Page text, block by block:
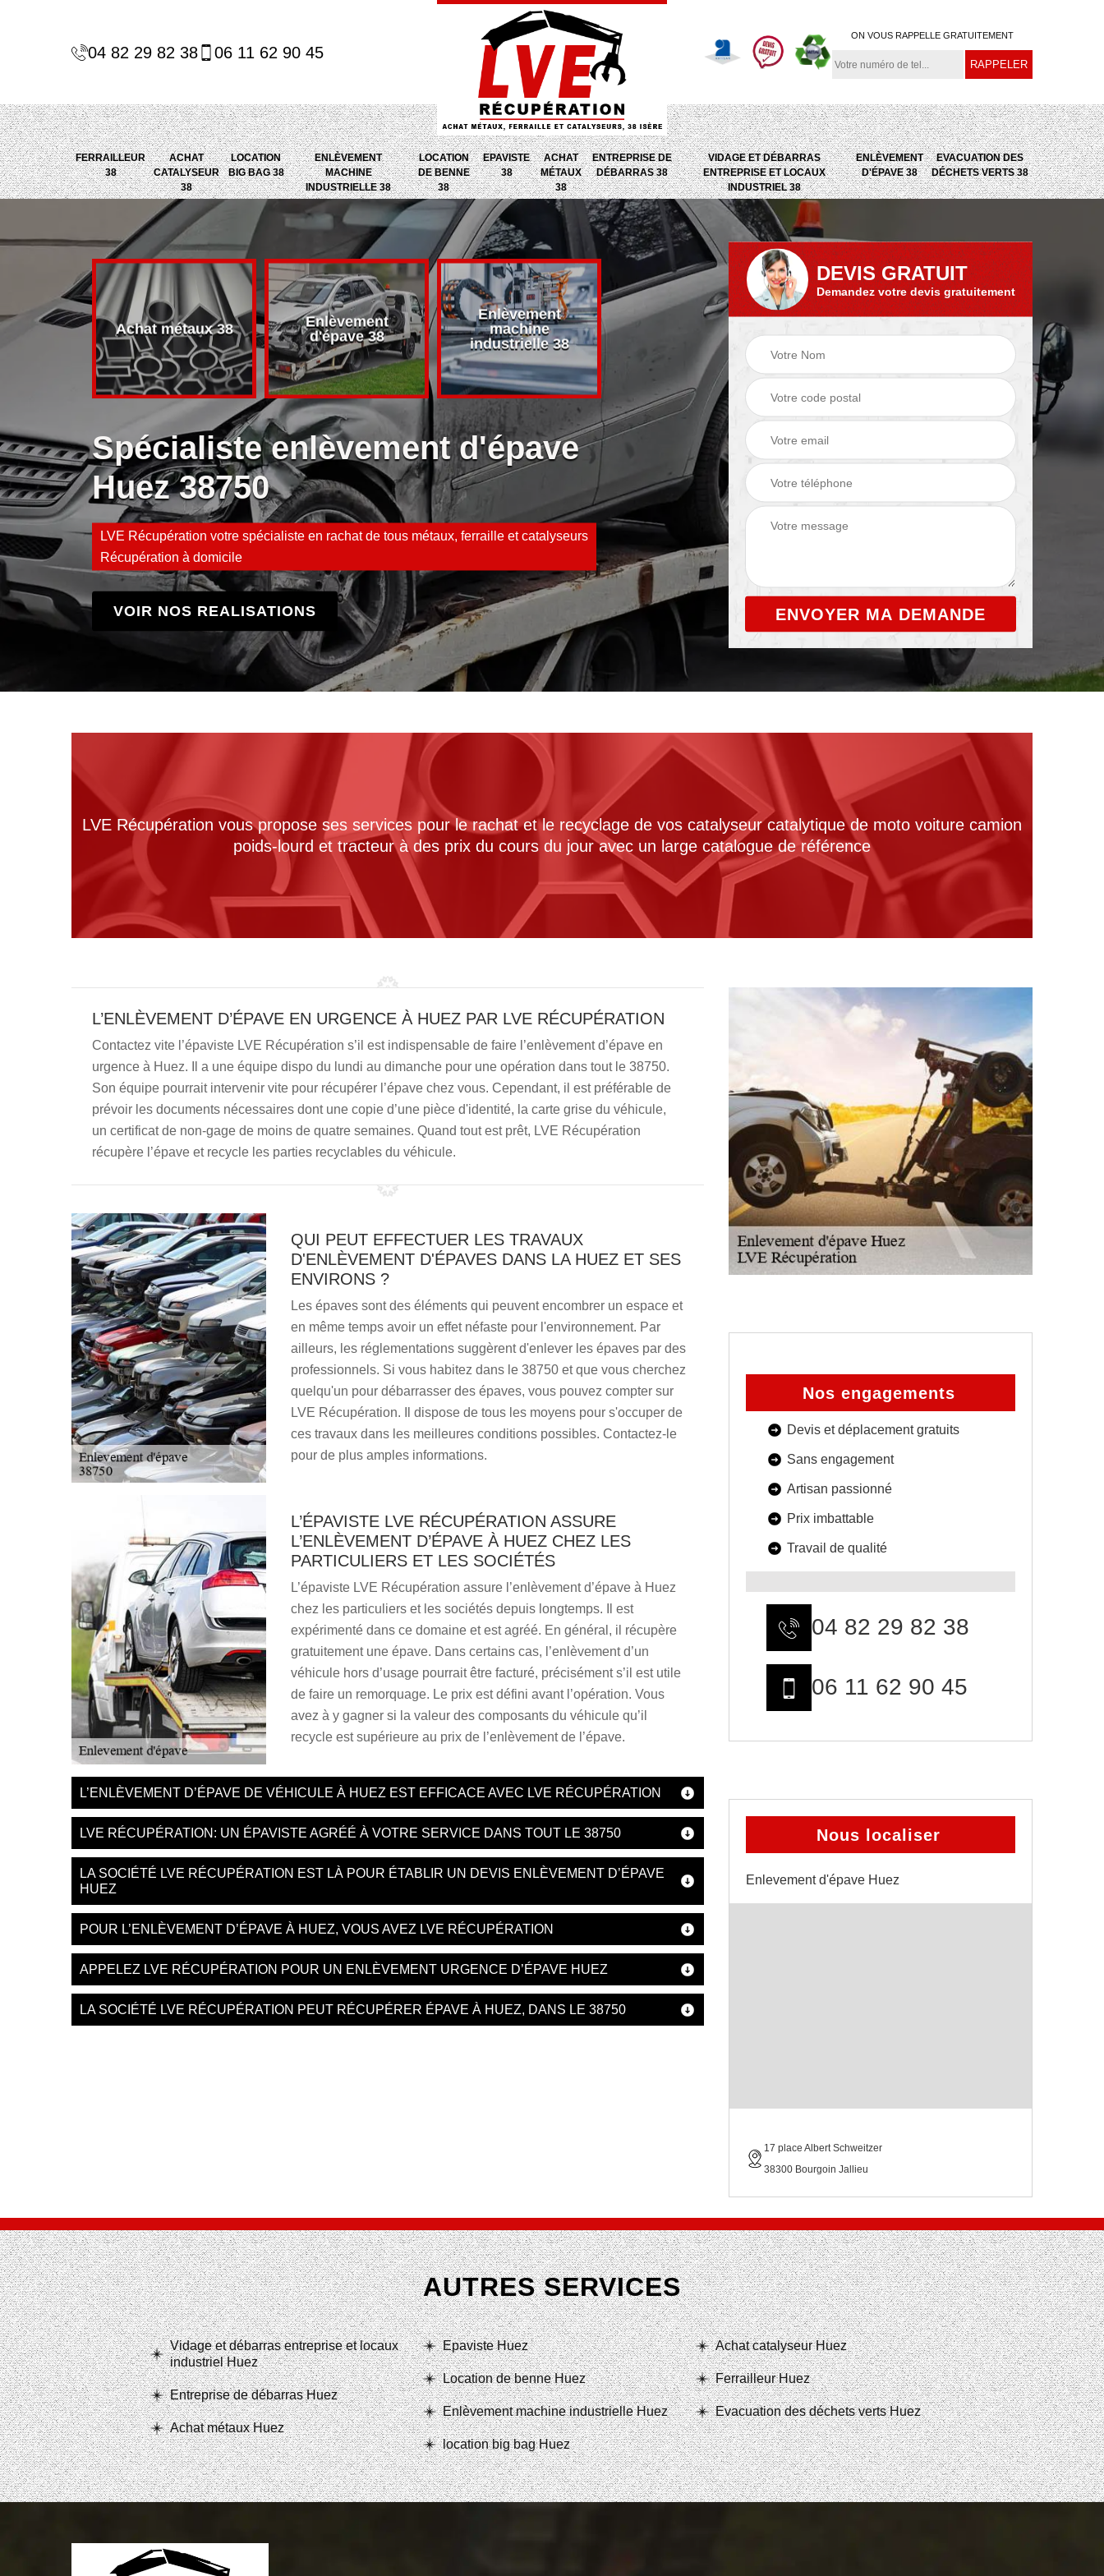
04 82 29 82 38 06 11 62 90 45
ON VOUS RAPPELLE GRATUITEMENT
FERRAILLEUR
38
ACHAT
CATALYSEUR
38
LOCATION
BIG BAG 38
ENLÈVEMENT
MACHINE
INDUSTRIELLE 38
LOCATION
DE BENNE
38
EPAVISTE
38
ACHAT
MÉTAUX
38
ENTREPRISE DE
DÉBARRAS 38
VIDAGE ET DÉBARRAS
ENTREPRISE ET LOCAUX
INDUSTRIEL 38
ENLÈVEMENT
D'ÉPAVE 38
EVACUATION DES
DÉCHETS VERTS 38
38 Achat métaux 38
Enlèvement
d'épave 38
Enlèvement
machine
industrielle 38
Entreprise de
débarras 38
Evacuation des
déchets verts 38
Spécialiste enlèvement d'épave
Huez 38750
LVE Récupération votre spécialiste en rachat de tous métaux, ferraille et catalyseurs
Récupération à domicile
VOIR NOS REALISATIONS
DEVIS GRATUIT
Demandez votre devis gratuitement
LVE Récupération vous propose ses services pour le rachat et le recyclage de vos catalyseur catalytique de moto voiture camion
poids-lourd et tracteur à des prix du cours du jour avec un large catalogue de référence
L’ENLÈVEMENT D’ÉPAVE EN URGENCE À HUEZ PAR LVE RÉCUPÉRATION
Contactez vite l’épaviste LVE Récupération s’il est indispensable de faire l’enlèvement d’épave en
urgence à Huez. Il a une équipe dispo du lundi au dimanche pour une opération dans tout le 38750.
Son équipe pourrait intervenir vite pour récupérer l’épave chez vous. Cependant, il est préférable de
prévoir les documents nécessaires dont une copie d’une pièce d'identité, la carte grise du véhicule,
un certificat de non-gage de moins de quatre semaines. Quand tout est prêt, LVE Récupération
récupère l’épave et recycle les parties recyclables du véhicule.
QUI PEUT EFFECTUER LES TRAVAUX
D'ENLÈVEMENT D'ÉPAVES DANS LA HUEZ ET SES
ENVIRONS ?
Les épaves sont des éléments qui peuvent encombrer un espace et
en même temps avoir un effet néfaste pour l'environnement. Par
ailleurs, les réglementations suggèrent d'enlever les épaves par des
professionnels. Si vous habitez dans le 38750 et que vous cherchez
quelqu'un pour débarrasser des épaves, vous pouvez compter sur
LVE Récupération. Il dispose de tous les moyens pour s'occuper de
ces travaux dans les meilleures conditions possibles. Contactez-le
pour de plus amples informations.
L’ÉPAVISTE LVE RÉCUPÉRATION ASSURE
L’ENLÈVEMENT D’ÉPAVE À HUEZ CHEZ LES
PARTICULIERS ET LES SOCIÉTÉS
L’épaviste LVE Récupération assure l’enlèvement d’épave à Huez
chez les particuliers et les sociétés depuis longtemps. Il est
expérimenté dans ce domaine et est agréé. En général, il récupère
gratuitement une épave. Dans certains cas, l’enlèvement d’un
véhicule hors d’usage pourrait être facturé, précisément s’il est utile
de faire un remorquage. Le prix est défini avant l’opération. Vous
avez à y gagner si la valeur des composants du véhicule qu’il
recycle est supérieure au prix de l’enlèvement de l’épave.
L’ENLÈVEMENT D’ÉPAVE DE VÉHICULE À HUEZ EST EFFICACE AVEC LVE RÉCUPÉRATION
LVE RÉCUPÉRATION: UN ÉPAVISTE AGRÉÉ À VOTRE SERVICE DANS TOUT LE 38750
LA SOCIÉTÉ LVE RÉCUPÉRATION EST LÀ POUR ÉTABLIR UN DEVIS ENLÈVEMENT D’ÉPAVE
HUEZ
POUR L’ENLÈVEMENT D’ÉPAVE À HUEZ, VOUS AVEZ LVE RÉCUPÉRATION
APPELEZ LVE RÉCUPÉRATION POUR UN ENLÈVEMENT URGENCE D’ÉPAVE HUEZ
LA SOCIÉTÉ LVE RÉCUPÉRATION PEUT RÉCUPÉRER ÉPAVE À HUEZ, DANS LE 38750
Nos engagements
Devis et déplacement gratuits
Sans engagement
Artisan passionné
Prix imbattable
Travail de qualité
04 82 29 82 38
06 11 62 90 45
Nous localiser
Enlevement d'épave Huez
17 place Albert Schweitzer
38300 Bourgoin Jallieu
AUTRES SERVICES
Vidage et débarras entreprise et locaux
industriel Huez
Entreprise de débarras Huez
Achat métaux Huez
Epaviste Huez
Location de benne Huez
Enlèvement machine industrielle Huez
location big bag Huez
Achat catalyseur Huez
Ferrailleur Huez
Evacuation des déchets verts Huez